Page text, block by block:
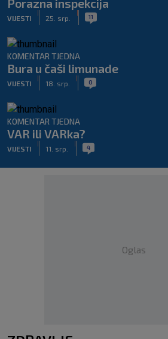
Porazna inspekcija
VIJESTI 25. srp. 11
KOMENTAR TJEDNA
Bura u čaši limunade
VIJESTI 18. srp. 0
KOMENTAR TJEDNA
VAR ili VARka?
VIJESTI 11. srp. 4
Oglas